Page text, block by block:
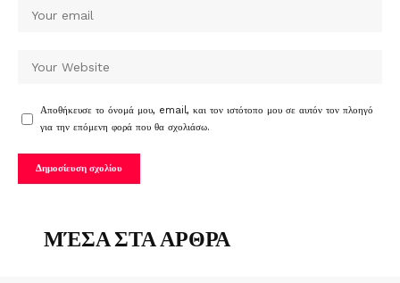
Αποθήκευσε το όνομά μου, email, και τον ιστότοπο μου σε αυτόν τον πλοηγό
για την επόμενη φορά που θα σχολιάσω.
ΜΈΣΑ ΣΤΑ ΑΡΘΡΑ